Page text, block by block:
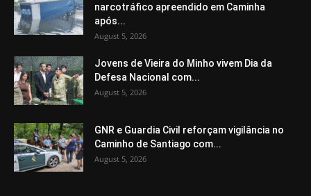
narcotráfico apreendido em Caminha
após...
August 5, 2026
Jovens de Vieira do Minho vivem Dia da
Defesa Nacional com...
August 5, 2026
GNR e Guardia Civil reforçam vigilância no
Caminho de Santiago com...
August 5, 2026